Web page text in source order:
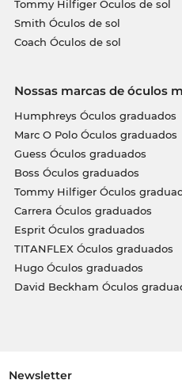
Tommy Hilfiger Óculos de sol
Smith Óculos de sol
Coach Óculos de sol
Nossas marcas de óculos
Humphreys Óculos graduados
Marc O Polo Óculos graduados
Guess Óculos graduados
Boss Óculos graduados
Tommy Hilfiger Óculos
Carrera Óculos graduados
Esprit Óculos graduados
TITANFLEX Óculos graduados
Hugo Óculos graduados
David Beckham Óculos
Newsletter